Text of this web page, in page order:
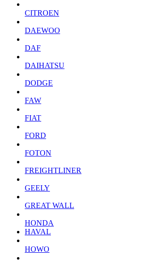
CITROEN
DAEWOO
DAF
DAIHATSU
DODGE
FAW
FIAT
FORD
FOTON
FREIGHTLINER
GEELY
GREAT WALL
HONDA
HAVAL
HOWO